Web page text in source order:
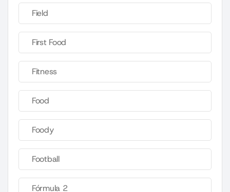
Field
First Food
Fitness
Food
Foody
Football
Fórmula 2